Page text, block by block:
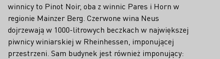
winnicy to Pinot Noir, oba z winnic Pares i Horn w
regionie Mainzer Berg. Czerwone wina Neus
dojrzewają w 1000-litrowych beczkach w największej
piwnicy winiarskiej w Rheinhessen, imponującej
przestrzeni. Sam budynek jest również imponujący: